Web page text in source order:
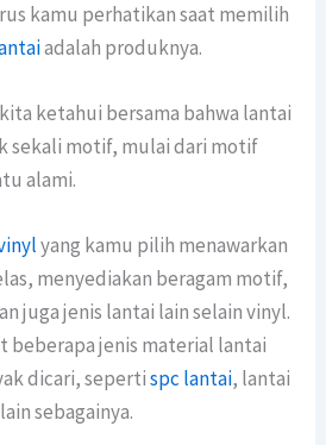
kamu perhatikan saat memilih
adalah produknya.
ketahui bersama bahwa lantai
sekali motif, mulai dari motif
alami.
yang kamu pilih menawarkan
menyediakan beragam motif,
juga jenis lantai lain selain vinyl.
beberapa jenis material lantai
dicari, sepertispc lantai, lantai
sebagainya.